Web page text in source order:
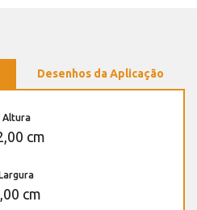
Desenhos da Aplicação
Altura
cm
Largura
cm